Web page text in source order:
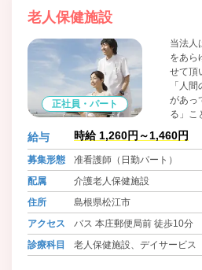
老人保健施設
正社員・パート
当法人
をあら
せて頂
「人
があっ
る」こ
との
ビスが
風通し
指して
給与 時給 1,260円～1,460円
募集形態
准看護師（日勤パート）
配属
介護老人保健施設
住所
島根県松江市
アクセス
バス 本庄郵便局前 徒歩10分
診療科目
老人保健施設、デイサービス